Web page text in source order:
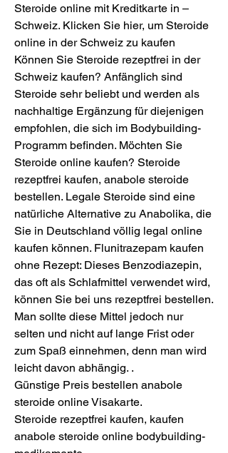
Steroide online mit Kreditkarte in –
Schweiz. Klicken Sie hier, um Steroide
online in der Schweiz zu kaufen
Können Sie Steroide rezeptfrei in der
Schweiz kaufen? Anfänglich sind
Steroide sehr beliebt und werden als
nachhaltige Ergänzung für diejenigen
empfohlen, die sich im Bodybuilding-
Programm befinden. Möchten Sie
Steroide online kaufen? Steroide
rezeptfrei kaufen, anabole steroide
bestellen. Legale Steroide sind eine
natürliche Alternative zu Anabolika, die
Sie in Deutschland völlig legal online
kaufen können. Flunitrazepam kaufen
ohne Rezept: Dieses Benzodiazepin,
das oft als Schlafmittel verwendet wird,
können Sie bei uns rezeptfrei bestellen.
Man sollte diese Mittel jedoch nur
selten und nicht auf lange Frist oder
zum Spaß einnehmen, denn man wird
leicht davon abhängig. .
Günstige Preis bestellen anabole
steroide online Visakarte.
Steroide rezeptfrei kaufen, kaufen
anabole steroide online bodybuilding-